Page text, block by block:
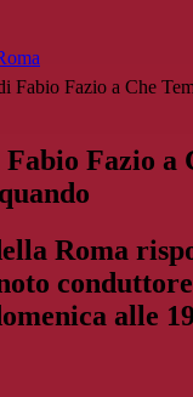
Fabio Fazio a Che
Fazio a
Roma
alle